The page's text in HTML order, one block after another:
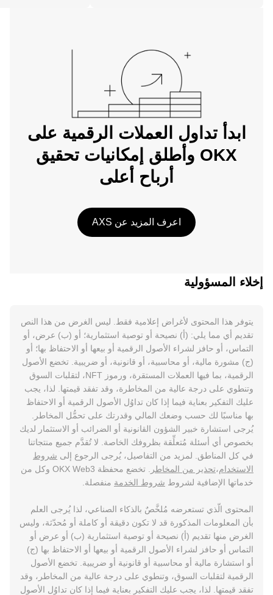
ابدأ تداول العملات الرقمية على
OKX وأطلق إمكانيات تحقيق
أرباح أعلى
اعرف المزيد عن AXS
إخلاء المسؤولية
يتوفر هذا المحتوى لأغراض إعلامية فقط. ليس الغرض من هذا النص
تقديم أي مما يلي: (أ) نصيحة أو توصية استثمارية؛ أو (ب) عرض، أو
التماس، أو حافز لشراء الأصول الرقمية أو بيعها أو الاحتفاظ بها؛ أو
(ج) مشورة مالية، أو محاسبية، أو قانونية، أو ضريبية. تخضع الأصول
الرقمية، بما فيها العملات المستقرة، ورموز NFT، لتقلبات السوق
وتنطوي على درجة عالية من المخاطرة، وقد تفقد قيمتها. لذا، يجب
عليك التفكير بعناية فيما إذا كان تداوُل الأصول الرقمية أو الاحتفاظ
بها مناسبًا لك حسب وضعك المالي وقدرتك على تحمُّل المخاطر.
يُرجى استشارة خبير الشؤون القانونية أو الضرائب أو الاستثمار لديك
بخصوص أي أسئلة مُتعلِّقة بظروفك الخاصة. لا تُقدَّم جميع منتجاتنا
في كل المناطق. لمزيد من التفاصيل، يُرجى الرجوع إلى شروط
الاستخدام،تحذير من المخاطر
. تخضع محفظة OKX Web3 وكل من
خدماتها الإضافية لشروط شروط الخدمة منفصلة.
المحتوى الّذي تستعرضه مُلخَّصٌ بالذكاء الصناعي، لذا يُرجى العلم
بأن المعلومات المذكورة قد لا تكون دقيقة أو كاملة أو مُحدّثة، وليس
الغرض منها تقديم (أ) نصيحة أو توصية استثمارية (ب) أو عرض أو
التماس أو حافز لشراء الأصول الرقمية أو بيعها أو الاحتفاظ بها (ج)
أو استشارة مالية أو محاسبية أو قانونية أو ضريبية. تخضع الأصول
الرقمية لتقلبات السوق، وتنطوي على درجة عالية من المخاطر، وقد
تفقد قيمتها. لذا، يجب عليك التفكير بعناية فيما إذا كان تداوُل الأصول